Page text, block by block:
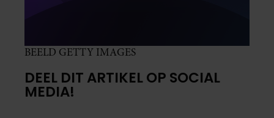
BEELD GETTY IMAGES
DEEL DIT ARTIKEL OP SOCIAL
MEDIA!